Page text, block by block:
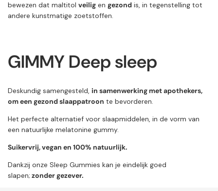
bewezen dat maltitol veilig en gezond is, in tegenstelling tot
andere kunstmatige zoetstoffen.
GIMMY Deep sleep
Deskundig samengesteld, in samenwerking met apothekers,
om een gezond slaappatroon te bevorderen.
Het perfecte alternatief voor slaapmiddelen, in de vorm van
een natuurlijke melatonine gummy.
Suikervrij, vegan en 100% natuurlijk.
Dankzij onze Sleep Gummies kan je eindelijk goed
slapen; zonder gezever.